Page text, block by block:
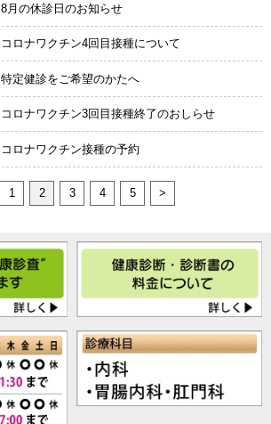
8月の休診日のお知らせ
コロナワクチン4回目接種について
特定健診をご希望のかたへ
コロナワクチン3回目接種終了のおしらせ
コロナワクチン接種の予約
1 2 3 4 5 >